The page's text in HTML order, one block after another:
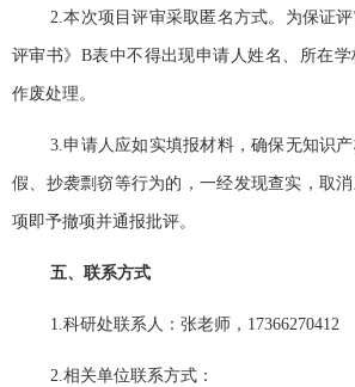
2.本次项目评审采取匿名方式。为保证
评审书》 B表中不得出现申请人姓名、所在
作废处理。
3.申请人应如实填报材料，确保无知识
假、抄袭剽窃等行为的，一经发现查实，取
项即予撤项并通报批评。
五、联系方式
1.科研处联系人：张老师， 17366270412
2.相关单位联系方式：